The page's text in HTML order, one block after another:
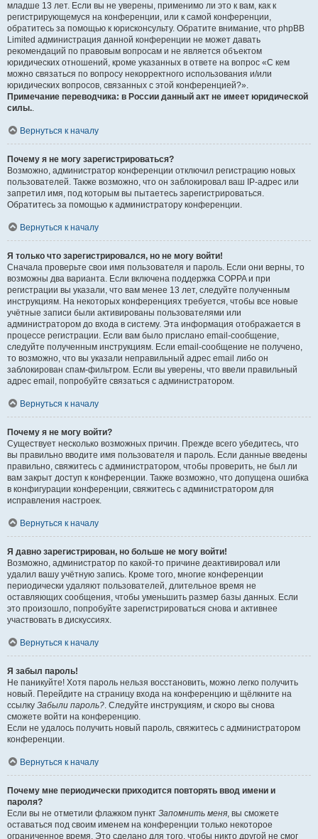
младше 13 лет. Если вы не уверены, применимо ли это к вам, как к
регистрирующемуся на конференции, или к самой конференции,
обратитесь за помощью к юрисконсульту. Обратите внимание, что phpBB
Limited администрация данной конференции не может давать
рекомендаций по правовым вопросам и не является объектом
юридических отношений, кроме указанных в ответе на вопрос «С кем
можно связаться по вопросу некорректного использования и/или
юридических вопросов, связанных с этой конференцией?».
Примечание переводчика: в России данный акт не имеет юридической
силы..
Вернуться к началу
Почему я не могу зарегистрироваться?
Возможно, администратор конференции отключил регистрацию новых
пользователей. Также возможно, что он заблокировал ваш IP-адрес или
запретил имя, под которым вы пытаетесь зарегистрироваться.
Обратитесь за помощью к администратору конференции.
Вернуться к началу
Я только что зарегистрировался, но не могу войти!
Сначала проверьте свои имя пользователя и пароль. Если они верны, то
возможны два варианта. Если включена поддержка COPPA и при
регистрации вы указали, что вам менее 13 лет, следуйте полученным
инструкциям. На некоторых конференциях требуется, чтобы все новые
учётные записи были активированы пользователями или
администратором до входа в систему. Эта информация отображается в
процессе регистрации. Если вам было прислано email-сообщение,
следуйте полученным инструкциям. Если email-сообщение не получено,
то возможно, что вы указали неправильный адрес email либо он
заблокирован спам-фильтром. Если вы уверены, что ввели правильный
адрес email, попробуйте связаться с администратором.
Вернуться к началу
Почему я не могу войти?
Существует несколько возможных причин. Прежде всего убедитесь, что
вы правильно вводите имя пользователя и пароль. Если данные введены
правильно, свяжитесь с администратором, чтобы проверить, не был ли
вам закрыт доступ к конференции. Также возможно, что допущена ошибка
в конфигурации конференции, свяжитесь с администратором для
исправления настроек.
Вернуться к началу
Я давно зарегистрирован, но больше не могу войти!
Возможно, администратор по какой-то причине деактивировал или
удалил вашу учётную запись. Кроме того, многие конференции
периодически удаляют пользователей, длительное время не
оставляющих сообщения, чтобы уменьшить размер базы данных. Если
это произошло, попробуйте зарегистрироваться снова и активнее
участвовать в дискуссиях.
Вернуться к началу
Я забыл пароль!
Не паникуйте! Хотя пароль нельзя восстановить, можно легко получить
новый. Перейдите на страницу входа на конференцию и щёлкните на
ссылку Забыли пароль?. Следуйте инструкциям, и скоро вы снова
сможете войти на конференцию.
Если не удалось получить новый пароль, свяжитесь с администратором
конференции.
Вернуться к началу
Почему мне периодически приходится повторять ввод имени и
пароля?
Если вы не отметили флажком пункт Запомнить меня, вы сможете
оставаться под своим именем на конференции только некоторое
ограниченное время. Это сделано для того, чтобы никто другой не смог